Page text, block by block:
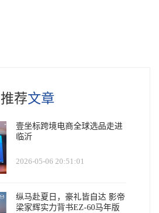
推荐文章
壹坐标跨境电商全球选品走进
临沂
2026-05-06 20:51:01
纵马赴夏日，豪礼皆自达 影帝
梁家辉实力背书EZ-60马年版